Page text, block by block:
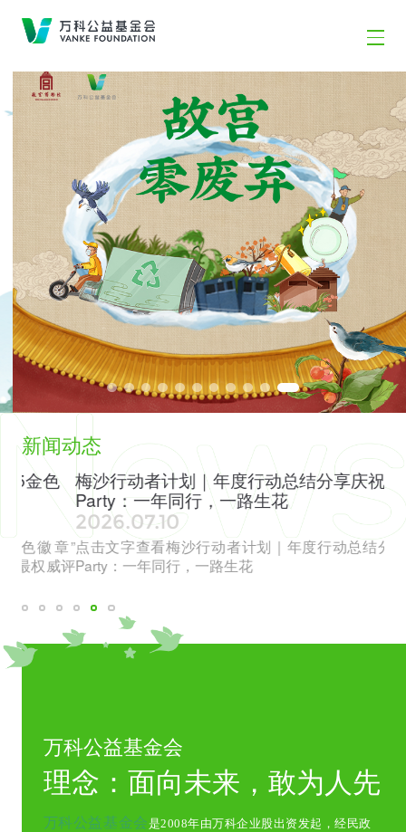
新闻动态
梅沙行动者计划｜年度行动总结分享庆祝
Party：一年同行，一路生花
2026.07.10
点击文字查看梅沙行动者计划｜年度行动总结分享庆祝
Party：一年同行，一路生花
全
点
万科公益基金会
理念：面向未来，敢为人先
万科公益基金会是2008年由万科企业股出资发起，经民政